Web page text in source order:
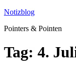
Zum
springen
Notizblog
Pointers & Pointen
Tag: 4.